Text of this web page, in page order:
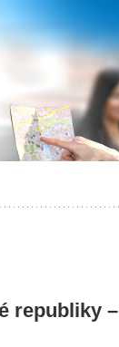
republiky